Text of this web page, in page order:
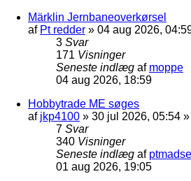
Märklin Jernbaneoverkørsel
af Pt redder » 04 aug 2026,
3 Svar
171 Visninger
Seneste indlæg af moppe
04 aug 2026, 18:59
Hobbytrade ME søges
af jkp4100 » 30 jul 2026, 05:54
7 Svar
340 Visninger
Seneste indlæg af
01 aug 2026, 19:05